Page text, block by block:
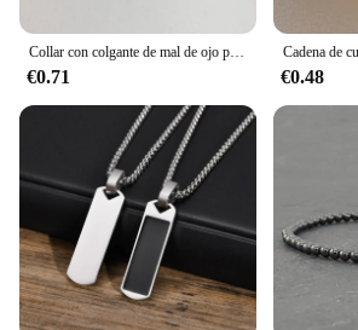
€0.71 €0.48